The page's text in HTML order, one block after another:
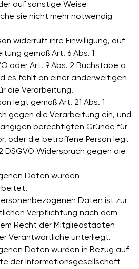
auf sonstige Weise
sie nicht mehr notwendig
widerruft ihre Einwilligung, auf
gemäß Art. 6 Abs. 1
oder Art. 9 Abs. 2 Buchstabe a
es fehlt an einer anderweitigen
die Verarbeitung.
legt gemäß Art. 21 Abs. 1
gegen die Verarbeitung ein, und
berechtigten Gründe für
oder die betroffene Person legt
DSGVO Widerspruch gegen die
Daten wurden
Daten ist zur
Verpflichtung nach dem
Recht der Mitgliedstaaten
Verantwortliche unterliegt.
Daten wurden in Bezug auf
der Informationsgesellschaft